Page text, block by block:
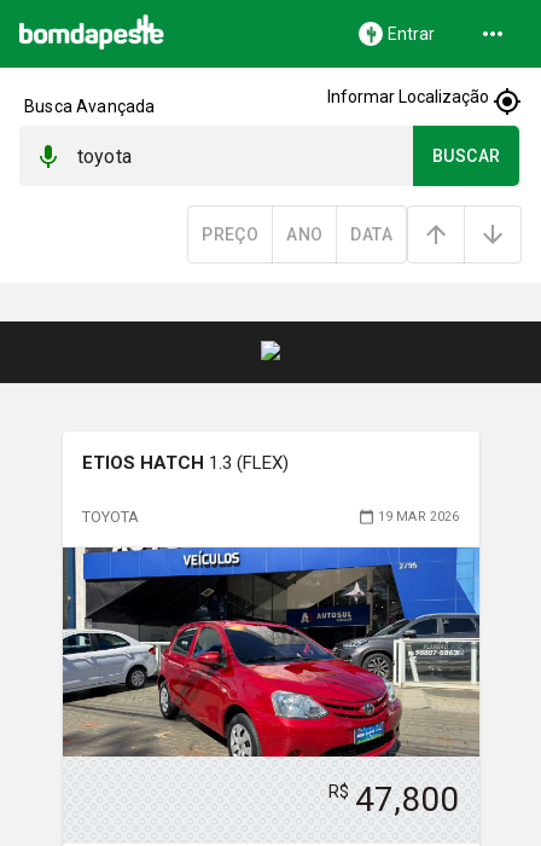
Entrar
Busca Avançada Informar Localização
BUSCAR
PREÇO ANO DATA
ETIOS HATCH 1.3 (FLEX)
TOYOTA 19 MAR 2026
R$ 47,800